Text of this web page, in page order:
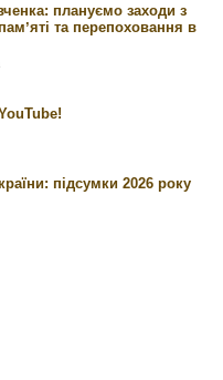
плануємо заходи з
та перепоховання в
підсумки 2026 року